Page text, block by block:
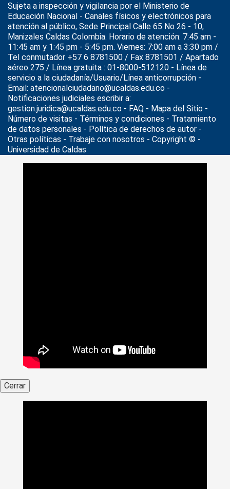
Noticias>Actualidad>Carta de Trato Digno al Usuario de
Sujeta a inspección y vigilancia por el Ministerio de
Educación Nacional - Canales físicos y electrónicos para
atención al público, Sede Principal Calle 65 No 26 - 10,
Manizales Caldas Colombia. Horario de atención: 7:45 am -
11:45 am y 1:45 pm - 5:45 pm. Viernes: 7:00 am a 3:30 pm /
Tel conmutador +57 6 8781500 / Fax 8781501 / Apartado
aéreo 275 / Línea gratuita : 01-8000-512120 - Línea de
servicio a la ciudadanía/Usuario/Línea anticorrupción -
Email: atencionalciudadano@ucaldas.edu.co -
Notificaciones judiciales escribir a:
gestion.juridica@ucaldas.edu.co - FAQ - Mapa del Sitio -
Número de visitas - Términos y condiciones - Tratamiento
de datos personales - Política de derechos de autor -
Otras políticas - Trabaje con nosotros - Copyright © -
Universidad de Caldas
Cerrar